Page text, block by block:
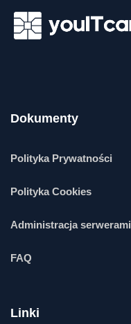
Dokumenty
Polityka Prywatności
Polityka Cookies
Administracja serwerami
FAQ
Linki